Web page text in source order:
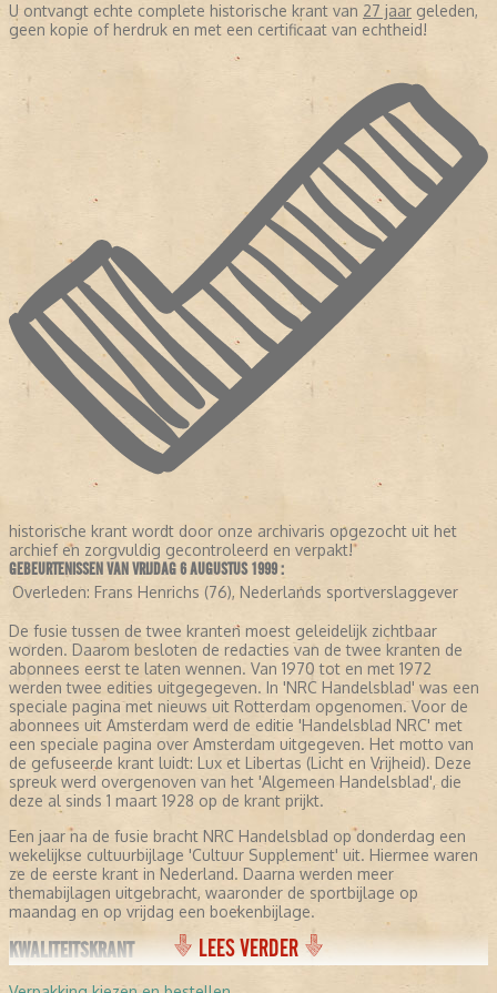
U ontvangt echte complete historische krant van 27 jaar geleden,
geen kopie of herdruk en met een certificaat van echtheid!
historische krant wordt door onze archivaris opgezocht uit het
archief en zorgvuldig gecontroleerd en verpakt!
GEBEURTENISSEN VAN VRIJDAG 6 AUGUSTUS 1999 :
Overleden: Frans Henrichs (76), Nederlands sportverslaggever
De fusie tussen de twee kranten moest geleidelijk zichtbaar
worden. Daarom besloten de redacties van de twee kranten de
abonnees eerst te laten wennen. Van 1970 tot en met 1972
werden twee edities uitgegegeven. In 'NRC Handelsblad' was een
speciale pagina met nieuws uit Rotterdam opgenomen. Voor de
abonnees uit Amsterdam werd de editie 'Handelsblad NRC' met
een speciale pagina over Amsterdam uitgegeven. Het motto van
de gefuseerde krant luidt: Lux et Libertas (Licht en Vrijheid). Deze
spreuk werd overgenoven van het 'Algemeen Handelsblad', die
deze al sinds 1 maart 1928 op de krant prijkt.
Een jaar na de fusie bracht NRC Handelsblad op donderdag een
wekelijkse cultuurbijlage 'Cultuur Supplement' uit. Hiermee waren
ze de eerste krant in Nederland. Daarna werden meer
themabijlagen uitgebracht, waaronder de sportbijlage op
maandag en op vrijdag een boekenbijlage.
KWALITEITSKRANT LEES VERDER